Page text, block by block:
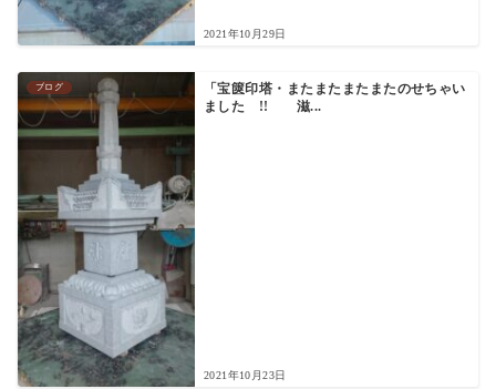
2021年10月29日
ブログ
「宝篋印塔・またまたまたまたのせちゃい
ました !! 滋...
2021年10月23日